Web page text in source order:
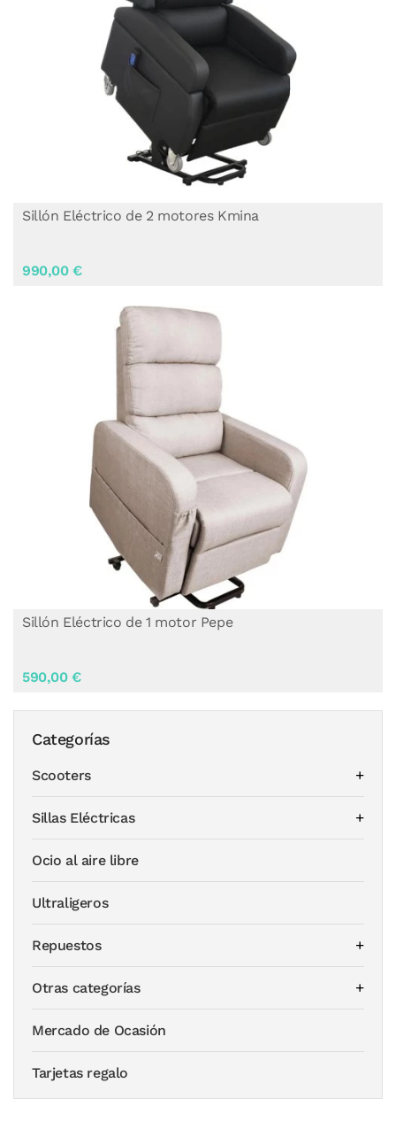
Categorías
Scooters
Sillas Eléctricas
Ocio al aire libre
Ultraligeros
Repuestos
Otras categorías
Mercado de Ocasión
Tarjetas regalo
Sillón Eléctrico de 1 motor Pepe
590,00 €
Sillón Eléctrico de 2 motores Kmina
990,00 €